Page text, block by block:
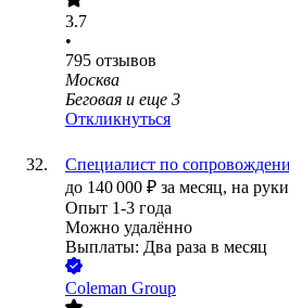
3.7
•
795 отзывов
Москва
Беговая и еще 3
Откликнуться
Специалист по
до 140 000 ₽ за месяц, на руки
Опыт 1-3 года
Можно удалённо
Выплаты: Два раза в месяц
Coleman Group